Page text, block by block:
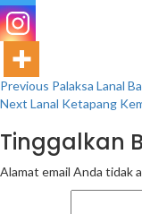
Continue
Reading
Previous Palaksa Lanal
Next Lanal Ketapang
Tinggalkan
Alamat email Anda tidak